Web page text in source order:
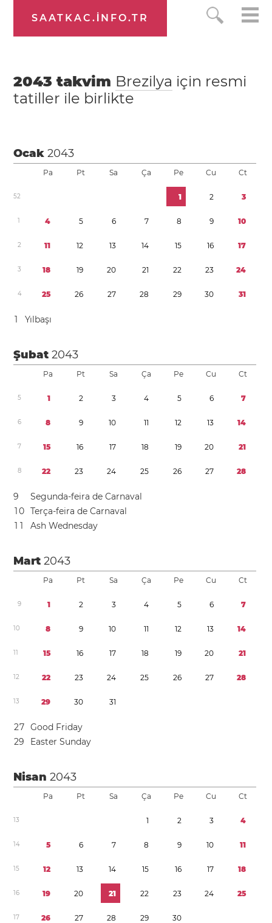
SAATKAC.INFO.TR
2043 takvim Brezilya için resmi
tatiller ile birlikte
Ocak2043
Pa Pt Sa Ça Pe Cu Ct
52 1 2 3
1 4 5 6 7 8 9 10
2 11 12 13 14 15 16 17
3 18 19 20 21 22 23 24
4 25 26 27 28 29 30 31
1 Yılbaşı
Şubat2043
Pa Pt Sa Ça Pe Cu Ct
5 1 2 3 4 5 6 7
6 8 9 10 11 12 13 14
7 15 16 17 18 19 20 21
8 22 23 24 25 26 27 28
9
Segunda-feira de Carnaval
10 Terça-feira de Carnaval
1 1 Ash Wednesday
Mart2043
Pa Pt Sa Ça Pe Cu Ct
9 1 2 3 4 5 6 7
10 8 9 10 11 12 13 14
11 15 16 17 18 19 20 21
12 22 23 24 25 26 27 28
13 29 30 31
27 Good Friday
29 Easter Sunday
Nisan2043
Pa Pt Sa Ça Pe Cu Ct
13 1 2 3 4
14 5 6 7 8 9 10 11
15 12 13 14 15 16 17 18
16 19 20 21 22 23 24 25
17 26 27 28 29 30